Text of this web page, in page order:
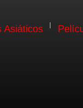
Asiáticos